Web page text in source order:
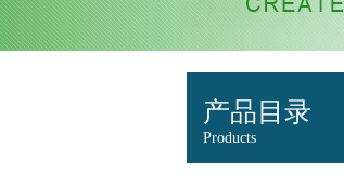
产品目录
Products